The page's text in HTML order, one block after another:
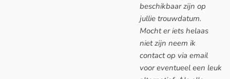
beschikbaar zijn op
jullie trouwdatum.
Mocht er iets helaas
niet zijn neem ik
contact op via email
voor eventueel een leuk